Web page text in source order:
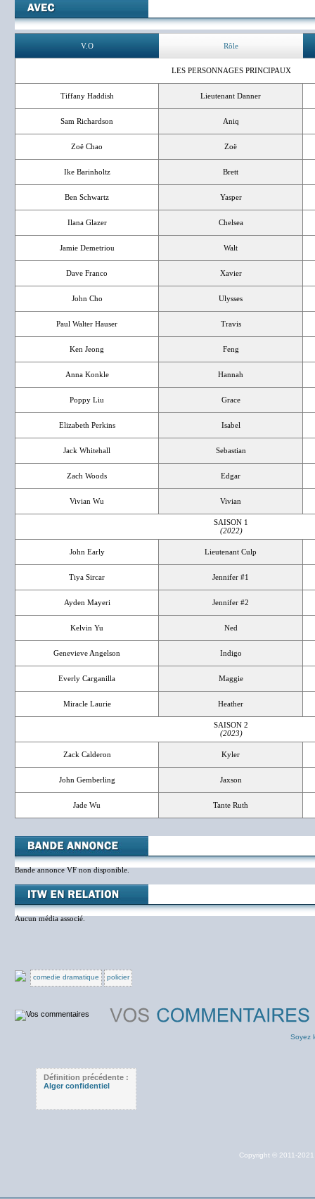
V.O Rôle
LES PERSONNAGES PRINCIPAUX
Tiffany Haddish Lieutenant Danner
Sam Richardson Aniq
Zoë Chao Zoë
Ike Barinholtz Brett
Ben Schwartz Yasper
Ilana Glazer Chelsea
Jamie Demetriou Walt
Dave Franco Xavier
John Cho Ulysses
Paul Walter Hauser Travis
Ken Jeong Feng
Anna Konkle Hannah
Poppy Liu Grace
Elizabeth Perkins Isabel
Jack Whitehall Sebastian
Zach Woods Edgar
Vivian Wu Vivian
SAISON 1
(2022)
John Early Lieutenant Culp
Tiya Sircar Jennifer #1
Ayden Mayeri Jennifer #2
Kelvin Yu Ned
Genevieve Angelson Indigo
Everly Carganilla Maggie
Miracle Laurie Heather
SAISON 2
(2023)
Zack Calderon Kyler
John Gemberling Jaxson
Jade Wu Tante Ruth
Bande annonce VF non disponible.
Aucun média associé.
comedie dramatique policier
Soyez
Définition précédente :
Alger confidentiel
Copyright © 2011-